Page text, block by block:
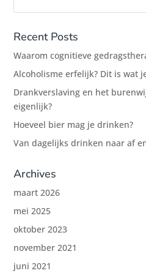
Recent Posts
Waarom cognitieve
Alcoholisme erfelijk? Dit is wat
Drankverslaving en het
eigenlijk?
Hoeveel bier mag je drinken?
Van dagelijks drinken naar af
Archives
maart 2026
mei 2025
oktober 2023
november 2021
juni 2021